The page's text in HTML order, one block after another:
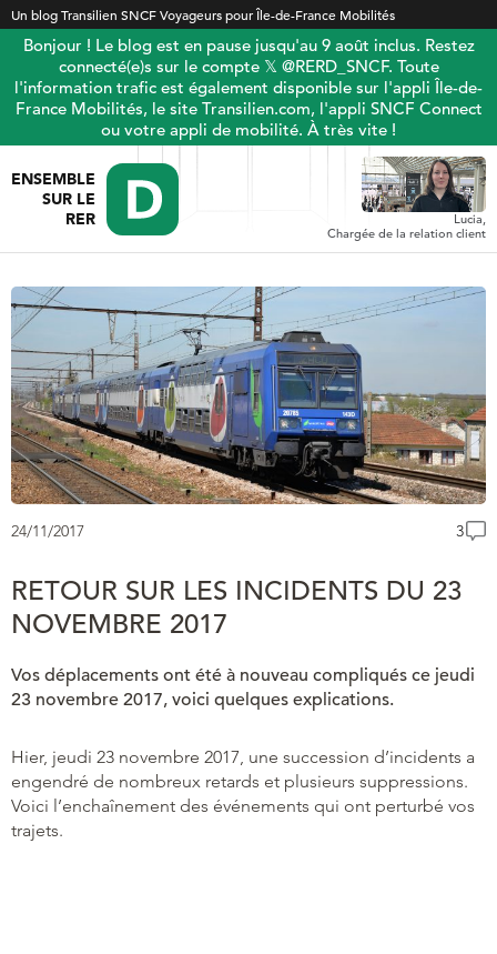
Un blog Transilien SNCF Voyageurs pour Île-de-France Mobilités
Bonjour ! Le blog est en pause jusqu'au 9 août inclus. Restez
connecté(e)s sur le compte 𝕏 @RERD_SNCF. Toute
l'information trafic est également disponible sur l'appli Île-de-
France Mobilités, le site Transilien.com, l'appli SNCF Connect
ou votre appli de mobilité. À très vite !
ENSEMBLE
SUR LE
RER
Lucia,
Chargée de la relation client
24/11/2017 3
RETOUR SUR LES INCIDENTS DU 23
NOVEMBRE 2017
Vos déplacements ont été à nouveau compliqués ce jeudi
23 novembre 2017, voici quelques explications.
Hier, jeudi 23 novembre 2017, une succession d’incidents a
engendré de nombreux retards et plusieurs suppressions.
Voici l’enchaînement des événements qui ont perturbé vos
trajets.